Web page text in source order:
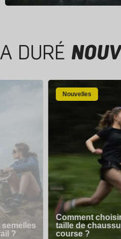
A DURÉ
?
Nouvelles
Comment
taille de
course ?